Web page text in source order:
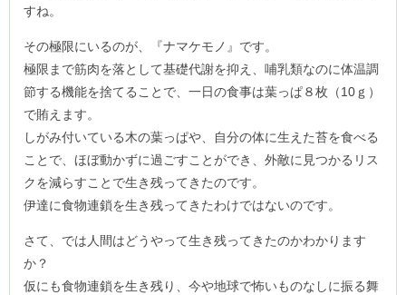
すね。
その極限にいるのが、『ナマケモノ』です。
極限まで筋肉を落として基礎代謝を抑え、哺乳類なのに体温調
節する機能を捨てることで、一日の食事は葉っぱ８枚（10ｇ）
で賄えます。
しがみ付いている木の葉っぱや、自分の体に生えた苔を食べる
ことで、ほぼ動かずに過ごすことができ、外敵に見つかるリス
クを減らすことで生き残ってきたのです。
伊達に食物連鎖を生き残ってきたわけではないのです。
さて、では人間はどうやって生き残ってきたのかわかります
か？
仮にも食物連鎖を生き残り、今や地球で怖いものなしに振る舞